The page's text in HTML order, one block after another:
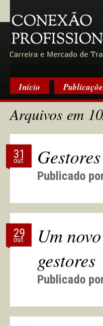
Início
Arquivos em
Publicado
31
out
Um
gestores
Publicado
29
out